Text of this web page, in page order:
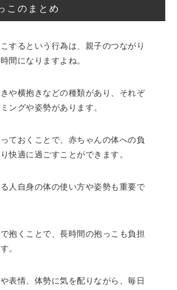
このまとめ
するという行為は、親子のつながり
間になりますよね。
や横抱きなどの種類があり、それぞ
ングや姿勢があります。
ておくことで、赤ちゃんの体への負
快適に過ごすことができます。
人自身の体の使い方や姿勢も重要で
抱くことで、長時間の抱っこも負担
。
表情、体勢に気を配りながら、毎日